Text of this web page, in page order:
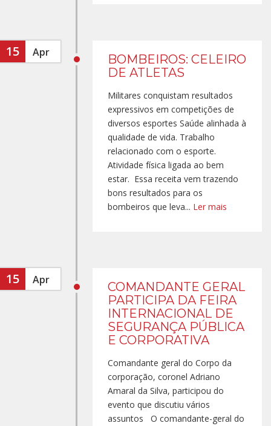
15 Apr
BOMBEIROS: CELEIRO
DE ATLETAS
Militares conquistam resultados
expressivos em competições de
diversos esportes Saúde alinhada à
qualidade de vida. Trabalho
relacionado com o esporte.
Atividade física ligada ao bem
estar. Essa receita vem trazendo
bons resultados para os
bombeiros que leva... Ler mais
15 Apr
COMANDANTE GERAL
PARTICIPA DA FEIRA
INTERNACIONAL DE
SEGURANÇA PÚBLICA
E CORPORATIVA
Comandante geral do Corpo da
corporação, coronel Adriano
Amaral da Silva, participou do
evento que discutiu vários
assuntos O comandante-geral do